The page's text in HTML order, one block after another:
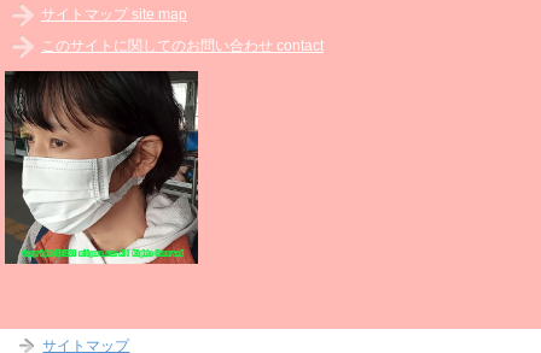
サイトマップ site map
このサイトに関してのお問い合わせ contact
サイトマップ